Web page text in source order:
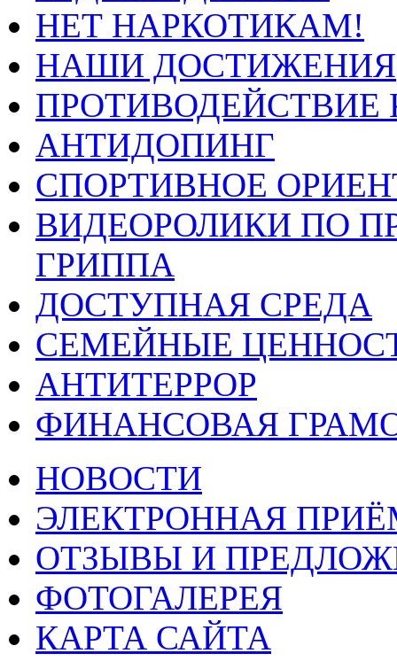
НЕТ НАРКОТИКАМ!
НАШИ ДОСТИЖЕНИЯ
ПРОТИВОДЕЙСТВИЕ
АНТИДОПИНГ
СПОРТИВНОЕ
ВИДЕОРОЛИКИ ПО
ГРИППА
ДОСТУПНАЯ СРЕДА
СЕМЕЙНЫЕ
АНТИТЕРРОР
ФИНАНСОВАЯ
НОВОСТИ
ЭЛЕКТРОННАЯ
ОТЗЫВЫ И
ФОТОГАЛЕРЕЯ
КАРТА САЙТА